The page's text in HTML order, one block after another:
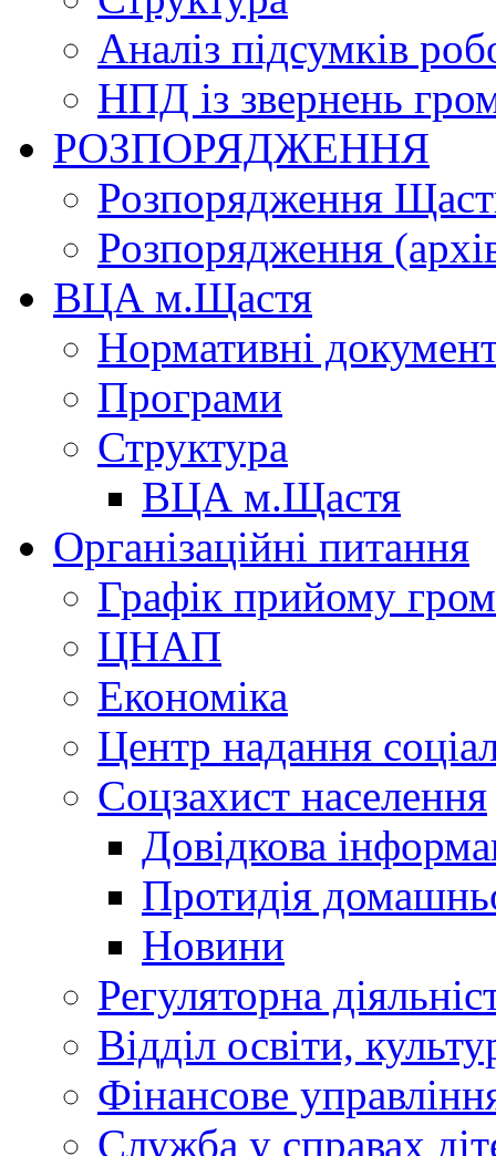
Аналіз підсумків
НПД із звернень
РОЗПОРЯДЖЕННЯ
Розпорядження
Розпорядження
ВЦА м.Щастя
Нормативні
Програми
Структура
ВЦА м.Щастя
Організаційні питання
Графік прийому
ЦНАП
Економіка
Центр надання
Соцзахист населення
Довідкова
Протидія
Новини
Регуляторна
Відділ освіти,
Фінансове
Служба у справах